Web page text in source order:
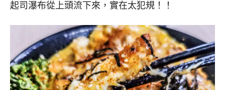
起司瀑布從上頭流下來，實在太犯規！！